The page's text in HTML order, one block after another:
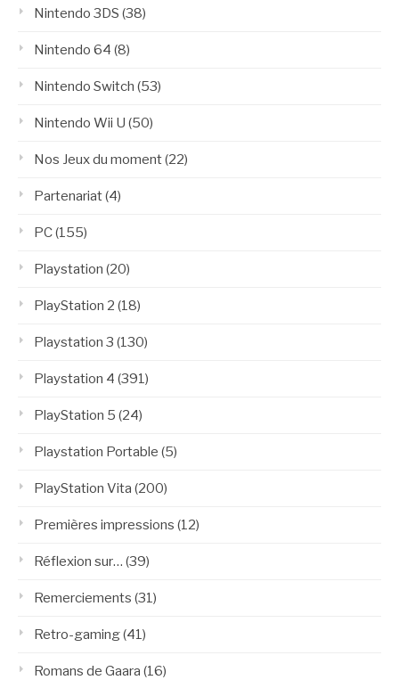
Nintendo 3DS (38)
Nintendo 64 (8)
Nintendo Switch (53)
Nintendo Wii U (50)
Nos Jeux du moment(22)
Partenariat(4)
PC(155)
Playstation (20)
PlayStation 2 (18)
Playstation 3 (130)
Playstation 4 (391)
PlayStation 5 (24)
Playstation Portable (5)
PlayStation Vita (200)
Premières impressions (12)
Réflexion sur… (39)
Remerciements (31)
Retro-gaming(41)
Romans de Gaara (16)